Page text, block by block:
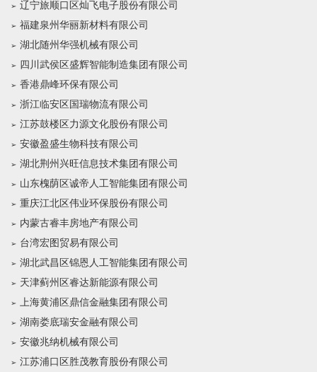
辽宁旅顺口区灿飞电子股份有限公司
福建泉州华丽新材料有限公司
湖北随州华强机械有限公司
四川武侯区盛辉智能制造集团有限公司
香港鼎峰环保有限公司
浙江临安区国瑞物流有限公司
江苏鼓楼区力源文化股份有限公司
安徽盈盛生物科技有限公司
湖北荆州兴旺信息技术集团有限公司
山东槐荫区诚帝人工智能集团有限公司
重庆江北区伟业环保股份有限公司
内蒙古睿丰房地产有限公司
台湾宏图贸易有限公司
湖北武昌区锦恩人工智能集团有限公司
天津蓟州区睿达新能源有限公司
上海黄浦区鼎信金融集团有限公司
湖南娄底瑞安金融有限公司
安徽兆纳机械有限公司
江苏浦口区胜茂教育股份有限公司